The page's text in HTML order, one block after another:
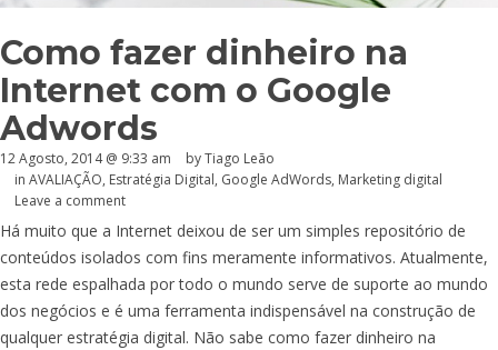
Como fazer dinheiro na
Internet com o Google
Adwords
12 Agosto, 2014 @ 9:33 am
by Tiago Leão
in AVALIAÇÃO, Estratégia Digital, Google AdWords, Marketing digital
Leave a comment
Há muito que a Internet deixou de ser um simples repositório de
conteúdos isolados com fins meramente informativos. Atualmente,
esta rede espalhada por todo o mundo serve de suporte ao mundo
dos negócios e é uma ferramenta indispensável na construção de
qualquer estratégia digital. Não sabe como fazer dinheiro na